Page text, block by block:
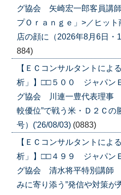
グ協会 矢崎宏一郎客員講
プＯｒａｎｇｅ」>／ヒット
店の顔に（2026年8月6日・
884)
【ＥＣコンサルタントによ
析」】□□５００ ジャパン
グ協会 川連一豊代表理事
較優位”で戦う米・Ｄ２Ｃの
号）('26/08/03) (0883)
【ＥＣコンサルタントによ
析」】□□４９９ ジャパン
グ協会 清水将平特別講師
みに寄り添う”発信や対策が